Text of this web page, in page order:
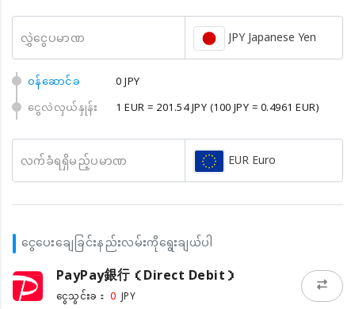
လွှဲငွေပမာဏ JPY Japanese Yen
၀န်ဆောင်ခ
0 JPY
ငွေလဲလှယ်နှုန်း
1 EUR = 201.54 JPY(100 JPY = 0.4961 EUR)
လက်ခံရရှိမည့်ပမာဏ EUR Euro
ငွေပေးချေခြင်းနည်းလမ်းကိုရွေးချယ်ပါ
PayPay銀行（Direct Debit）
ငွေသွင်းခ： 0 JPY